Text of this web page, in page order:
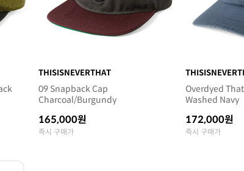
THISISNEVERTHAT
09 Snapback Cap
Charcoal/Burgundy
165,000원
즉시 구매가
Overdyed
Washed Navy
172,000원
즉시 구매가